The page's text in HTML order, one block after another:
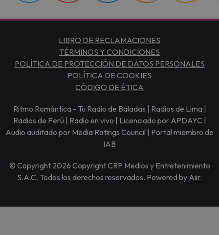
LIBRO DE RECLAMACIONES
TÉRMINOS Y CONDICIONES
POLÍTICA DE PROTECCIÓN DE DATOS PERSONALES
POLÍTICA DE COOKIES
CÓDIGO DE ÉTICA
Ritmo Romántica - Tu Radio de Baladas | Radios de Lima |
Radios de Perú | Radio en vivo | Licenciado por APDAYC |
Audio auditado por Media Ratings Council | Portal miembro de
IAB
© Copyright 2026 Copyright CRP Medios y Entretenimiento
S.A.C. Todos los derechos reservados. Powered by Aiir.